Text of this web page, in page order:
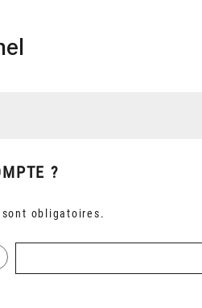
?
sont obligatoires.